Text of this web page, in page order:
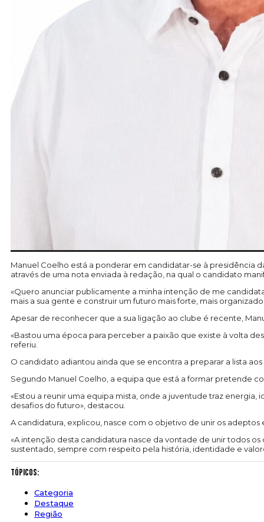
Manuel Coelho está a ponderar em candidatar-se à presidência
através de uma nota enviada à redação, na qual o candidato
«Quero anunciar publicamente a minha intenção de me
mais a sua gente e construir um futuro mais forte, mais
Apesar de reconhecer que a sua ligação ao clube é recente,
«Bastou uma época para perceber a paixão que existe à volta
referiu.
O candidato adiantou ainda que se encontra a preparar a lista
Segundo Manuel Coelho, a equipa que está a formar pretende
«Estou a reunir uma equipa mista, onde a juventude traz
desafios do futuro», destacou.
A candidatura, explicou, nasce com o objetivo de unir os
«A intenção desta candidatura nasce da vontade de unir todos
sustentado, sempre com respeito pela história, identidade e
Tópicos:
Categoria
Destaque
Região